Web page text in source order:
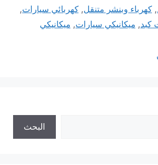
, كهرباء وبنشر متنقل, كهربائي سيارات,
كبد, ميكانيكي سيارات, ميكانيكي
البحث